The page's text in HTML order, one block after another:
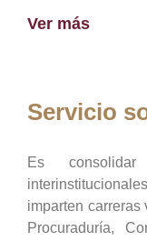
Ver más
Servicio
Es
imparten
Procuraduría,